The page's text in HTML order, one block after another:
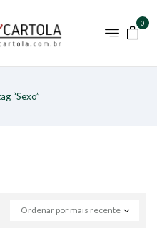
0
“Sexo”
Ordenar por mais recente